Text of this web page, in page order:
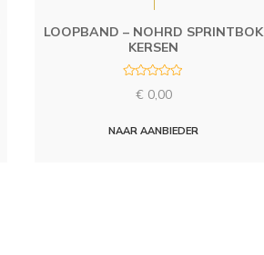
LOOPBAND – NOHRD SPRINTBOK
KERSEN
d
€ 0,00
NAAR AANBIEDER